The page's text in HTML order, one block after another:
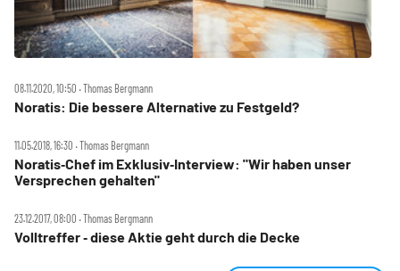
08.11.2020, 10:50 ‧ Thomas Bergmann
Noratis: Die bessere Alternative zu Festgeld?
11.05.2018, 16:30 ‧ Thomas Bergmann
Noratis‑Chef im Exklusiv‑Interview: "Wir haben unser
Versprechen gehalten"
23.12.2017, 08:00 ‧ Thomas Bergmann
Volltreffer ‑ diese Aktie geht durch die Decke